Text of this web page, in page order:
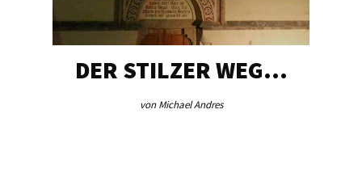
DER STILZER WEG…
von Michael Andres